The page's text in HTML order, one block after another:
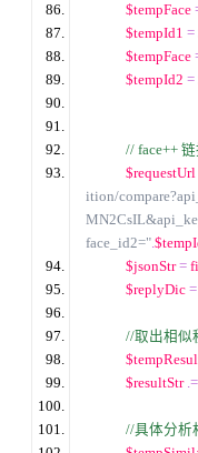
$tempFace
$tempId1 =
$tempFace
$tempId2 =
// face++
$requestUrl
ition/
face_id2=".
$jsonStr =
$replyDic =
//取出相似
$resultStr .=
//具体分析